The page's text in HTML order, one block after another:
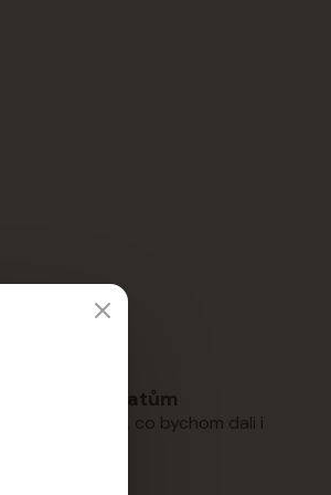
Láska ke zvířatům
Nabízíme jen to, co bychom dali i